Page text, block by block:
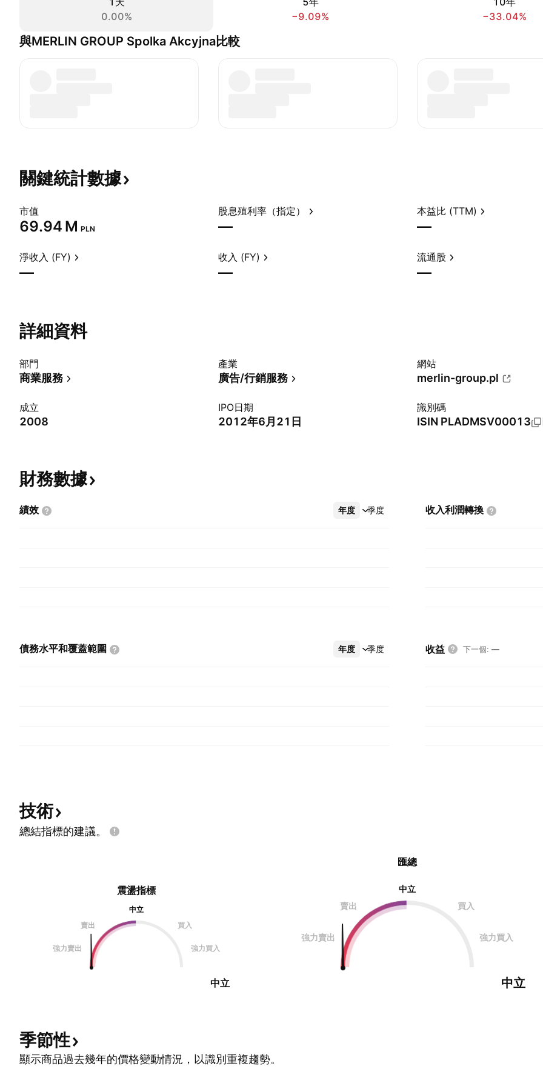
0.00%
−9.09%
−33.04%
與MERLIN GROUP Spolka Akcyjna比較
關鍵統計數據
市值
‪69.94 M‬ PLN
股息殖利率（指定）
—
本益比 (TTM)
—
淨收入 (FY)
—
收入 (FY)
—
流通股
—
詳細資料
部門
商業服務
產業
廣告/行銷服務
網站
merlin-group.pl
成立
2008
IPO日期
2012年6月21日
識別碼
ISIN PLADMSV00013
財務數據
績效 年度 季度
更多 收入利潤轉換
債務水平和覆蓋範圍 年度 季度
更多 收益 下一個: —
技術
總結指標的建議。
震盪指標
中立
賣出
買入
強力賣出 強力買入
中立
匯總
中立
賣出
買入
強力賣出 強力買入
中立
季節性
顯示商品過去幾年的價格變動情況，以識別重複趨勢。